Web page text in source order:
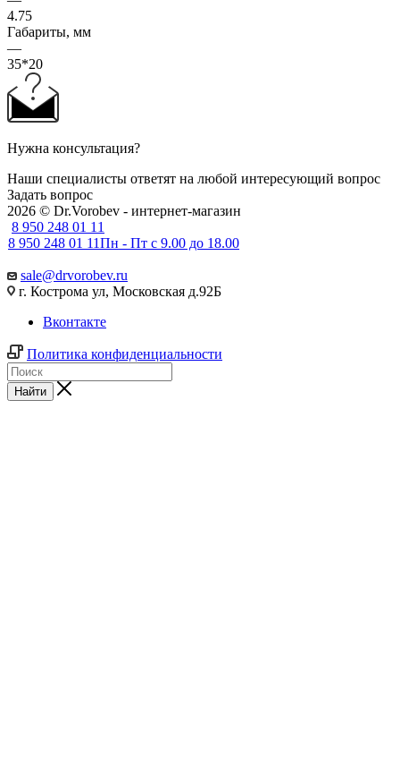
4.75
Габариты, мм
—
35*20
Нужна консультация?
Наши специалисты ответят на любой интересующий вопрос
Задать вопрос
2026 © Dr.Vorobev - интернет-магазин
8 950 248 01 11
8 950 248 01 11Пн - Пт с 9.00 до 18.00
sale@drvorobev.ru
г. Кострома ул, Московская д.92Б
Вконтакте
Политика конфиденциальности
Найти